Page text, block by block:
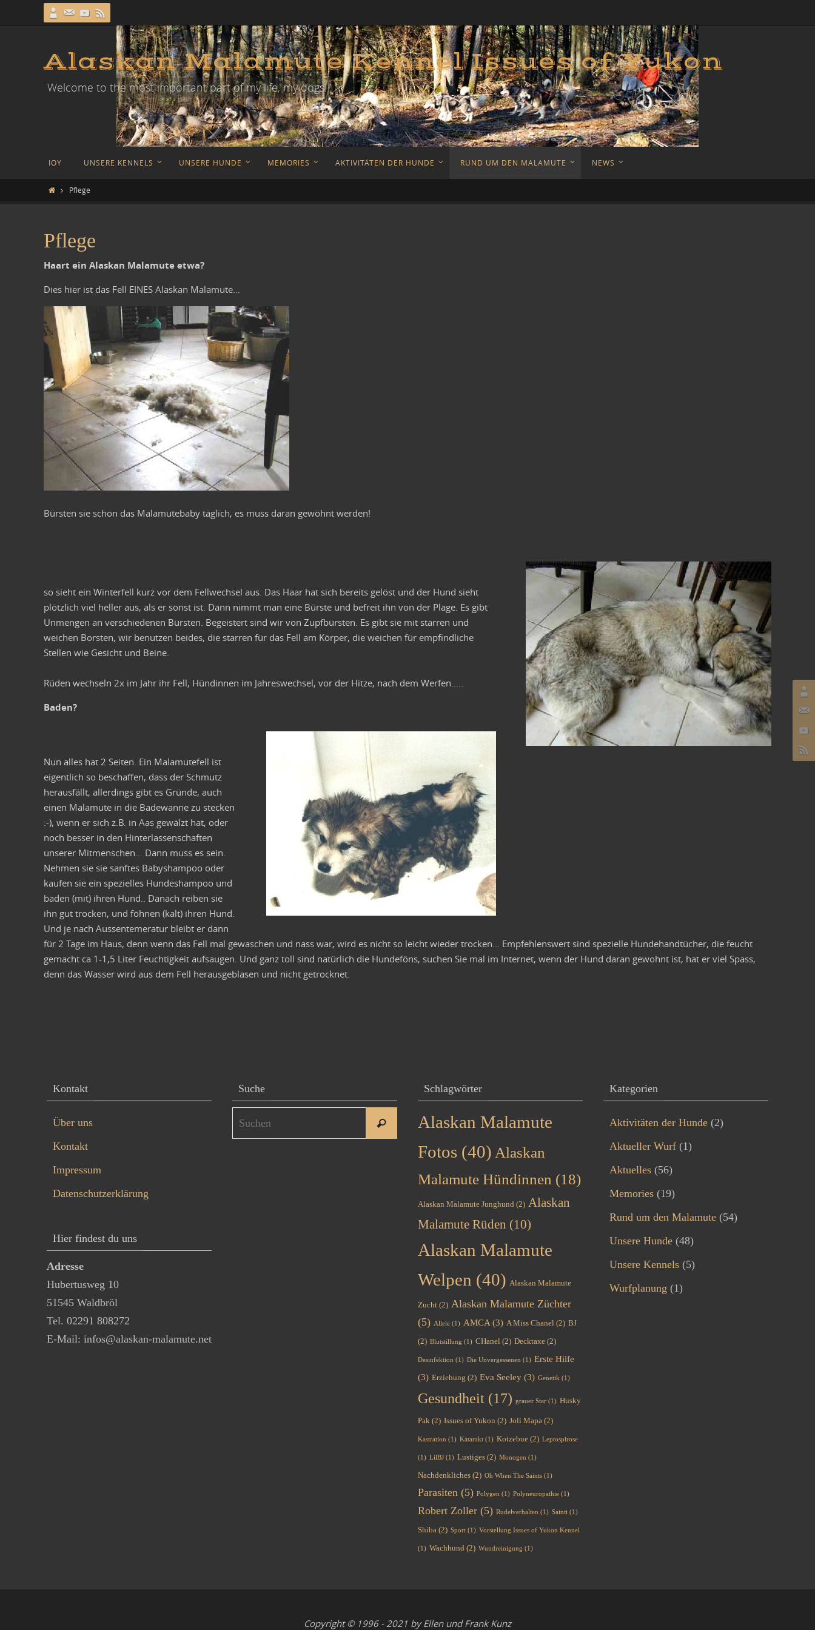
Alaskan Malamute Kennel Issues of Yukon
Welcome to the most important part of my life, my dogs!
IOY UNSERE KENNELS UNSERE HUNDE MEMORIES AKTIVITÄTEN DER HUNDE RUND UM DEN MALAMUTE NEWS
HomePflege
Pflege
Haart ein Alaskan Malamute etwa?
Dies hier ist das Fell EINES Alaskan Malamute…
Bürsten sie schon das Malamutebaby täglich, es muss daran gewöhnt werden!
so sieht ein Winterfell kurz vor dem Fellwechsel aus. Das Haar hat sich bereits gelöst und der Hund sieht
plötzlich viel heller aus, als er sonst ist. Dann nimmt man eine Bürste und befreit ihn von der Plage. Es gibt
Unmengen an verschiedenen Bürsten. Begeistert sind wir von Zupfbürsten. Es gibt sie mit starren und
weichen Borsten, wir benutzen beides, die starren für das Fell am Körper, die weichen für empfindliche
Stellen wie Gesicht und Beine.
Rüden wechseln 2x im Jahr ihr Fell, Hündinnen im Jahreswechsel, vor der Hitze, nach dem Werfen…..
Baden?
Nun alles hat 2 Seiten. Ein Malamutefell ist
eigentlich so beschaffen, dass der Schmutz
herausfällt, allerdings gibt es Gründe, auch
einen Malamute in die Badewanne zu stecken
:-), wenn er sich z.B. in Aas gewälzt hat, oder
noch besser in den Hinterlassenschaften
unserer Mitmenschen… Dann muss es sein.
Nehmen sie sie sanftes Babyshampoo oder
kaufen sie ein spezielles Hundeshampoo und
baden (mit) ihren Hund.. Danach reiben sie
ihn gut trocken, und föhnen (kalt) ihren Hund.
Und je nach Aussentemeratur bleibt er dann
für 2 Tage im Haus, denn wenn das Fell mal gewaschen und nass war, wird es nicht so leicht wieder trocken… Empfehlenswert sind spezielle Hundehandtücher, die feucht
gemacht ca 1-1,5 Liter Feuchtigkeit aufsaugen. Und ganz toll sind natürlich die Hundeföns, suchen Sie mal im Internet, wenn der Hund daran gewohnt ist, hat er viel Spass,
denn das Wasser wird aus dem Fell herausgeblasen und nicht getrocknet.
Kontakt
Über uns
Kontakt
Impressum
Datenschutzerklärung
Hier findest du uns
Adresse
Hubertusweg 10
51545 Waldbröl
Tel. 02291 808272
E-Mail: infos@alaskan-malamute.net
Suche
Suchen
Suchen
Schlagwörter
Alaskan Malamute
Fotos (40) Alaskan
Malamute Hündinnen (18)
Alaskan Malamute Junghund (2) Alaskan
Malamute Rüden (10)
Alaskan Malamute
Welpen (40) Alaskan Malamute
Zucht (2) Alaskan Malamute Züchter
(5) Allele (1) AMCA (3) A Miss Chanel (2) BJ
(2) Blutstillung (1) CHanel (2) Decktaxe (2)
Desinfektion (1) Die Unvergessenen (1) Erste Hilfe
(3) Erziehung (2) Eva Seeley (3) Genetik (1)
Gesundheit (17) grauer Star (1) Husky
Pak (2) Issues of Yukon (2) Joli Mapa (2)
Kastration (1) Katarakt (1) Kotzebue (2) Leptospirose
(1) LilBJ (1) Lustiges (2) Monogen (1)
Nachdenkliches (2) Oh When The Saints (1)
Parasiten (5) Polygen (1) Polyneuropathie (1)
Robert Zoller (5) Rudelverhalten (1) Sainti (1)
Shiba (2) Sport (1) Vorstellung Issues of Yukon Kennel
(1) Wachhund (2) Wundreinigung (1)
Kategorien
Aktivitäten der Hunde (2)
Aktueller Wurf (1)
Aktuelles (56)
Memories (19)
Rund um den Malamute (54)
Unsere Hunde (48)
Unsere Kennels (5)
Wurfplanung (1)
Copyright © 1996 - 2021 by Ellen und Frank Kunz